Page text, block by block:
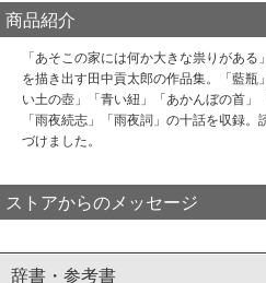
商品紹介
「あそこの家には何か大きな祟りがあ
を描き出す田中貢太郎の作品集。「藍
い土の壺」「青い紐」「あかんぼの首」
「雨夜続志」「雨夜詞」の十話を収録
づけました。
ストアからのメッセージ
辞書・参考書